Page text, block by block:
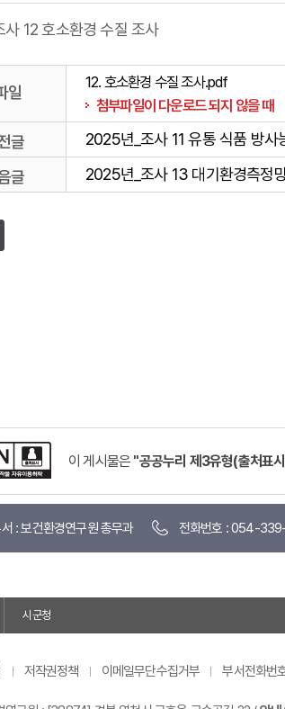
12 호소환경 수질 조사
일
12. 호소환경 수질 조사.pdf
첨부파일이 다운로드 되지 않을 때
글
2025년_조사 11 유통 식품 방사
글
2025년_조사 13 대기환경측정
이 게시물은 "공공누리 제3유형(출처표
: 보건환경연구원 총무과 전화번호 : 054-
시군청
저작권정책 이메일무단수집거부 부서전화번